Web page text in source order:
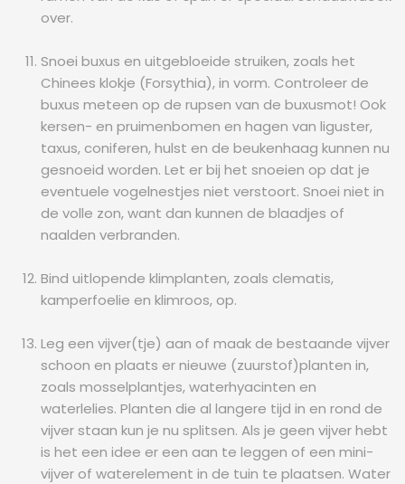
over.
Snoei buxus en uitgebloeide struiken, zoals het
Chinees klokje (Forsythia), in vorm. Controleer de
buxus meteen op de rupsen van de buxusmot! Ook
kersen- en pruimenbomen en hagen van liguster,
taxus, coniferen, hulst en de beukenhaag kunnen nu
gesnoeid worden. Let er bij het snoeien op dat je
eventuele vogelnestjes niet verstoort. Snoei niet in
de volle zon, want dan kunnen de blaadjes of
naalden verbranden.
Bind uitlopende klimplanten, zoals clematis,
kamperfoelie en klimroos, op.
Leg een vijver(tje) aan of maak de bestaande vijver
schoon en plaats er nieuwe (zuurstof)planten in,
zoals mosselplantjes, waterhyacinten en
waterlelies. Planten die al langere tijd in en rond de
vijver staan kun je nu splitsen. Als je geen vijver hebt
is het een idee er een aan te leggen of een mini-
vijver of waterelement in de tuin te plaatsen. Water